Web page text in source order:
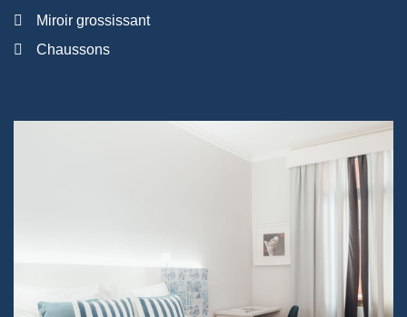
Miroir grossissant
Chaussons